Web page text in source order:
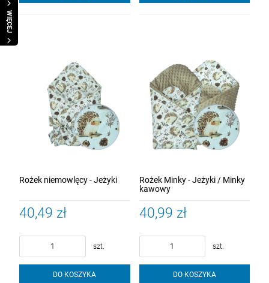
WIĘCEJ
Rożek niemowlęcy - Jeżyki
40,49 zł
szt.
DO KOSZYKA
Rożek Minky - Jeżyki / Minky
kawowy
40,99 zł
szt.
DO KOSZYKA